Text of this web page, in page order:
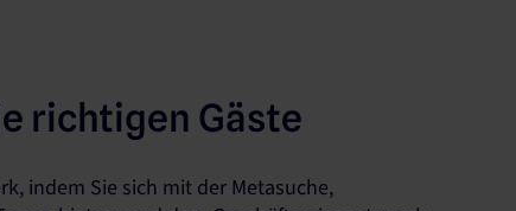
richtigen Gäste
indem Sie sich mit der Metasuche,